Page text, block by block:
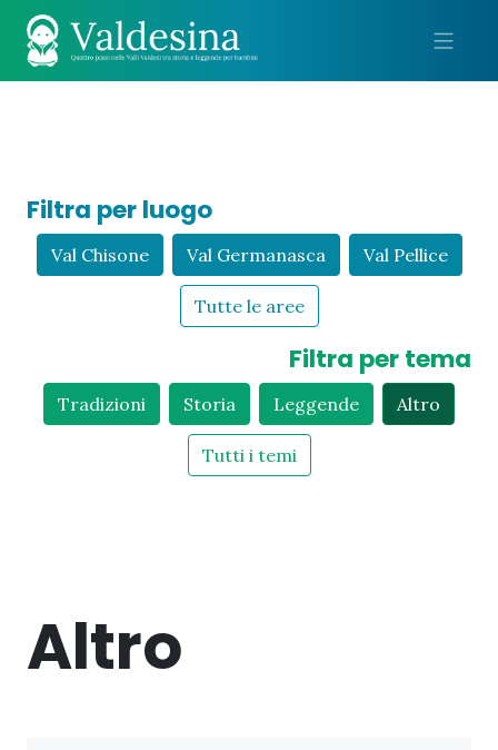
Filtra per luogo
Val Chisone Val Germanasca Val Pellice
Tutte le aree
Filtra per tema
Tradizioni Storia Leggende Altro
Tutti i temi
Altro